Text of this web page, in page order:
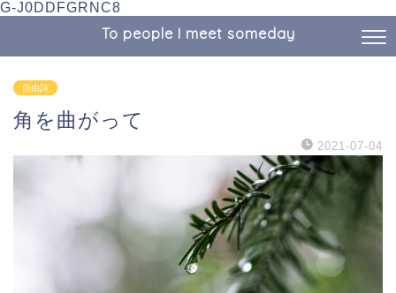
G-J0DDFGRNC8
To people I meet someday
自由詩
角を曲がって
2021-07-04